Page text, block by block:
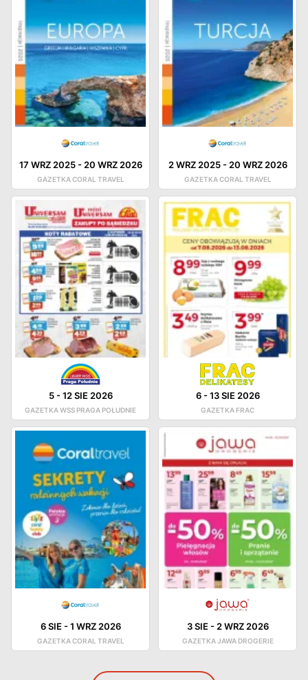
17 WRZ 2025- 20 WRZ 2026
GAZETKA CORAL TRAVEL
2 WRZ 2025- 20 WRZ 2026
GAZETKA CORAL TRAVEL
5-12 SIE 2026
GAZETKA WSS PRAGA POŁUDNIE
6-13 SIE 2026
GAZETKA FRAC
6 SIE-1 WRZ 2026
GAZETKA CORAL TRAVEL
3 SIE-2 WRZ 2026
GAZETKA JAWA DROGERIE